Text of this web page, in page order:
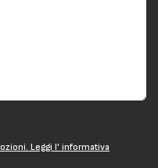
Leggi l' informativa